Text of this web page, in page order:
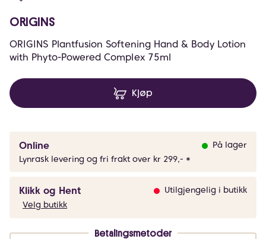
ORIGINS
ORIGINS Plantfusion Softening Hand & Body Lotion
with Phyto-Powered Complex 75ml
Kjøp
Online
På lager
Lynrask levering og fri frakt over kr 299,- *
Klikk og Hent
Utilgjengelig i butikk
Velg butikk
Betalingsmetoder